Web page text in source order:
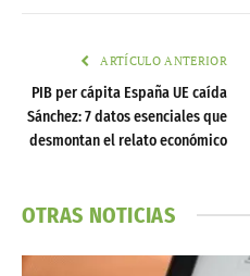
ARTÍCULO ANTERIOR
PIB per cápita España UE caída
Sánchez: 7 datos esenciales que
desmontan el relato económico
OTRAS NOTICIAS